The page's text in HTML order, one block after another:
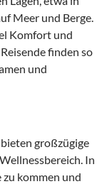
Meer und Berge.
Komfort und
finden so
und
großzügige
In
zu kommen und